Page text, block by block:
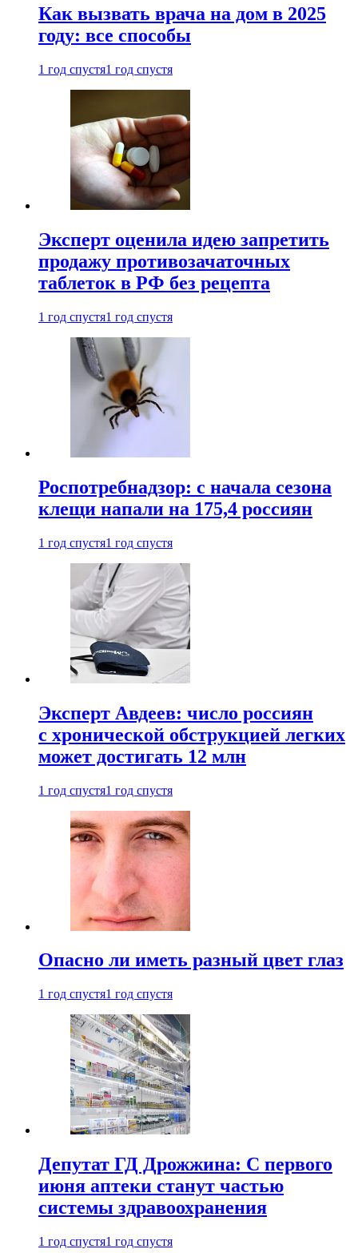
Как вызвать врача на дом в 2025
году: все способы
1 год спустя1 год спустя
Эксперт оценила идею запретить
продажу противозачаточных
таблеток в РФ без рецепта
1 год спустя1 год спустя
Роспотребнадзор: с начала сезона
клещи напали на 175,4 россиян
1 год спустя1 год спустя
Эксперт Авдеев: число россиян
с хронической обструкцией легких
может достигать 12 млн
1 год спустя1 год спустя
Опасно ли иметь разный цвет глаз
1 год спустя1 год спустя
Депутат ГД Дрожжина: С первого
июня аптеки станут частью
системы здравоохранения
1 год спустя1 год спустя